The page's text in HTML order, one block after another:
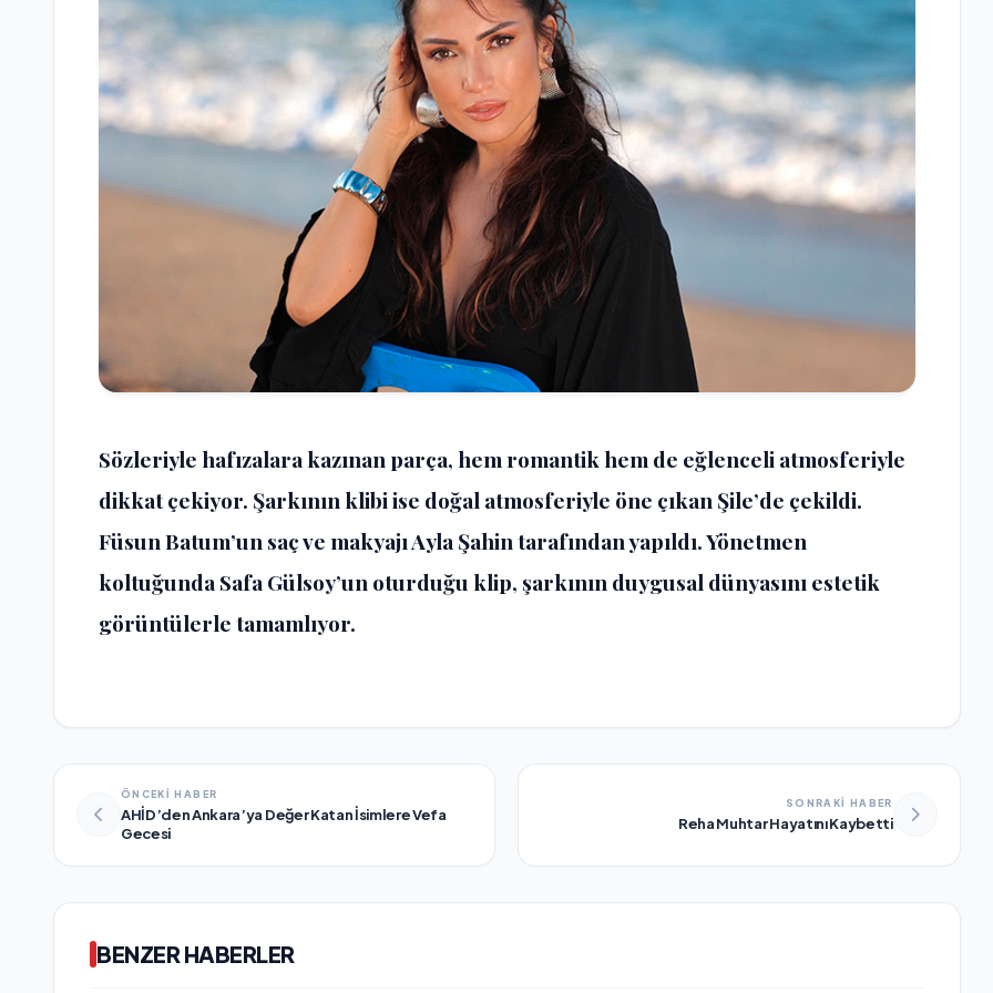
Sözleriyle hafızalara kazınan parça, hem romantik hem de eğlenceli atmosferiyle
dikkat çekiyor. Şarkının klibi ise doğal atmosferiyle öne çıkan Şile’de çekildi.
Füsun Batum’un saç ve makyajı Ayla Şahin tarafından yapıldı. Yönetmen
koltuğunda Safa Gülsoy’un oturduğu klip, şarkının duygusal dünyasını estetik
görüntülerle tamamlıyor.
ÖNCEKİ HABER
AHİD’den Ankara’ya Değer Katan İsimlere Vefa
Gecesi
SONRAKİ HABER
Reha Muhtar Hayatını Kaybetti
BENZER HABERLER